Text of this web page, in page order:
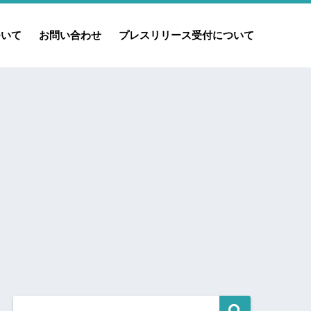
て お問い合わせ プレスリリース受付について